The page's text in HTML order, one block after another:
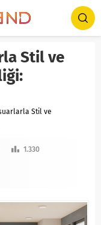
Stil ve
Stil ve
1.330